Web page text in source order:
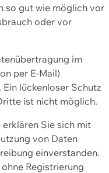
so gut wie möglich vor
oder vor
im
per E-Mail)
lückenloser Schutz
ist nicht möglich.
Sie sich mit
von Daten
einverstanden.
Registrierung